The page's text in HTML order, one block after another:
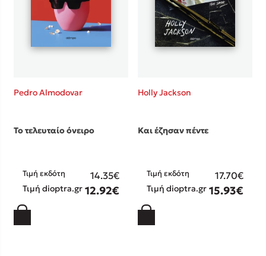
Pedro Almodovar
Το τελευταίο όνειρο
Τιμή εκδότη 14.35€
Τιμή dioptra.gr 12.92€
Holly Jackson
Και έζησαν πέντε
Τιμή εκδότη 17.70€
Τιμή dioptra.gr 15.93€